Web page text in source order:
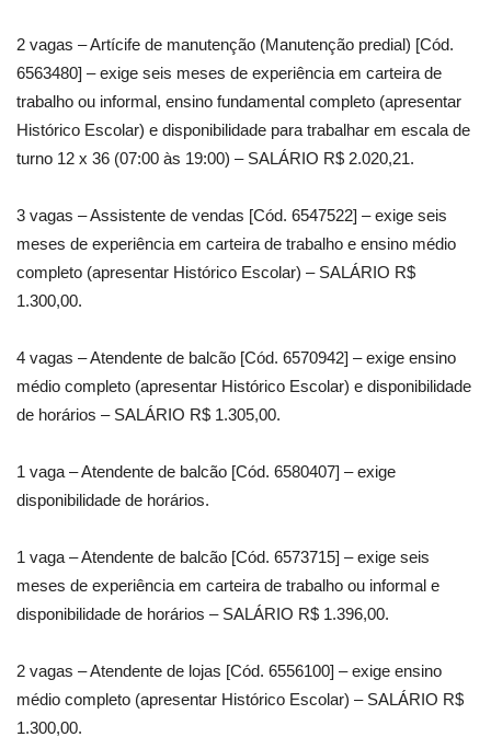
2 vagas – Artícife de manutenção (Manutenção predial) [Cód.
6563480] – exige seis meses de experiência em carteira de
trabalho ou informal, ensino fundamental completo (apresentar
Histórico Escolar) e disponibilidade para trabalhar em escala de
turno 12 x 36 (07:00 às 19:00) – SALÁRIO R$ 2.020,21.
3 vagas – Assistente de vendas [Cód. 6547522] – exige seis
meses de experiência em carteira de trabalho e ensino médio
completo (apresentar Histórico Escolar) – SALÁRIO R$
1.300,00.
4 vagas – Atendente de balcão [Cód. 6570942] – exige ensino
médio completo (apresentar Histórico Escolar) e disponibilidade
de horários – SALÁRIO R$ 1.305,00.
1 vaga – Atendente de balcão [Cód. 6580407] – exige
disponibilidade de horários.
1 vaga – Atendente de balcão [Cód. 6573715] – exige seis
meses de experiência em carteira de trabalho ou informal e
disponibilidade de horários – SALÁRIO R$ 1.396,00.
2 vagas – Atendente de lojas [Cód. 6556100] – exige ensino
médio completo (apresentar Histórico Escolar) – SALÁRIO R$
1.300,00.